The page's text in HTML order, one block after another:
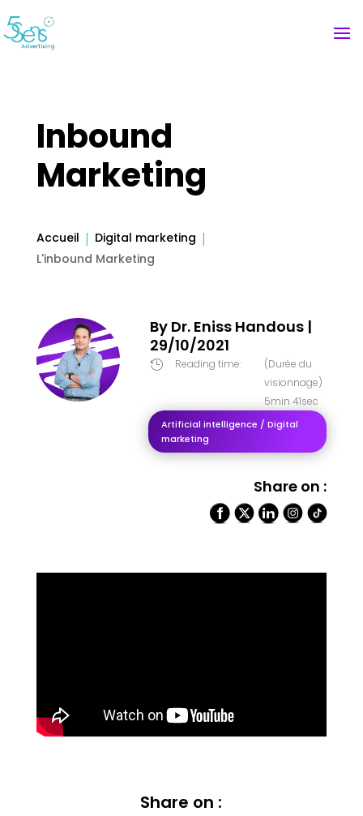
Inbound
Marketing
Accueil
Digital marketing
L'inbound Marketing
By Dr. Eniss Handous|
29/10/2021
 Reading time:
(Durée du
visionnage)
5min 41sec
Artificial intelligence / Digital
marketing
Share on :
Share on :